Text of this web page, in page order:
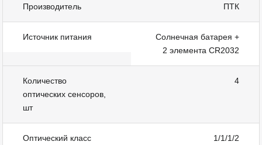
Производитель ПТК
Источник питания
Солнечная батарея +
2 элемента CR2032
Количество
оптических сенсоров,
шт
4
Оптический класс
1/1/1/2